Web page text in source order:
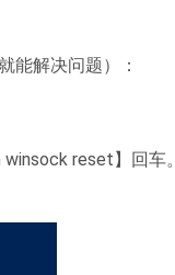
能解决问题） ：
reset】回车。